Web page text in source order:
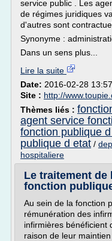
service public . Les
de régimes juridiques
d'autres sont
Synonyme :
Dans un sens plus...
Lire la suite
Date: 2016-02-28
Site : http://
Thèmes liés :
agent service
fonction publique
publique d etat /
hospitaliere
Le traitement de
fonction
Au sein de la fonction
rémunération des
infirmières bénéficient
raison de leur